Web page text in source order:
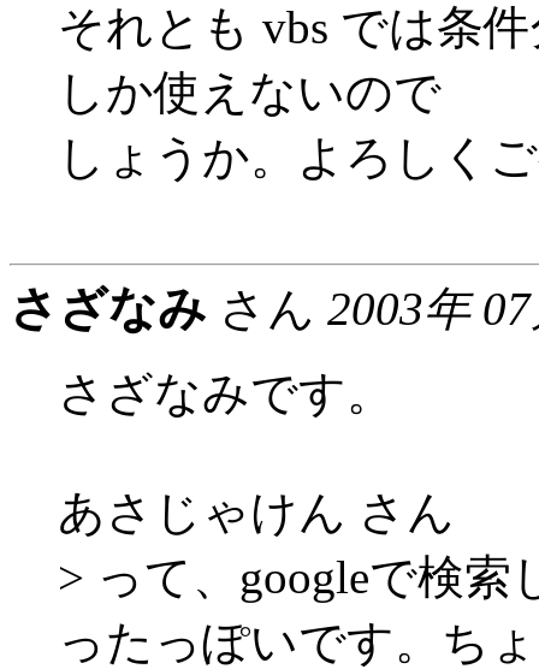
それとも vbs では条
しか使えないので
しょうか。よろしく
さざなみ さん 2003年
さざなみです。
あさじゃけん さん
> って、googleで検
ったっぽいです。ち